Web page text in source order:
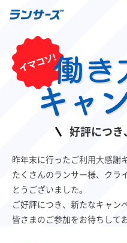
好評につ
昨年末に行ったご利用大感謝
たくさんのランサー様、クラ
とうございました。
ご好評につき、新たなキャン
皆さまのご参加をお待ちして